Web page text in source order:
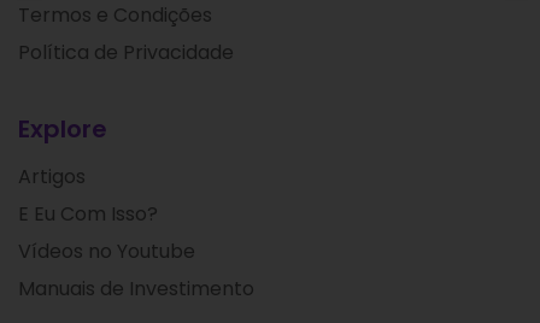
Termos e Condições
Política de Privacidade
Explore
Artigos
E Eu Com Isso?
Vídeos no Youtube
Manuais de Investimento